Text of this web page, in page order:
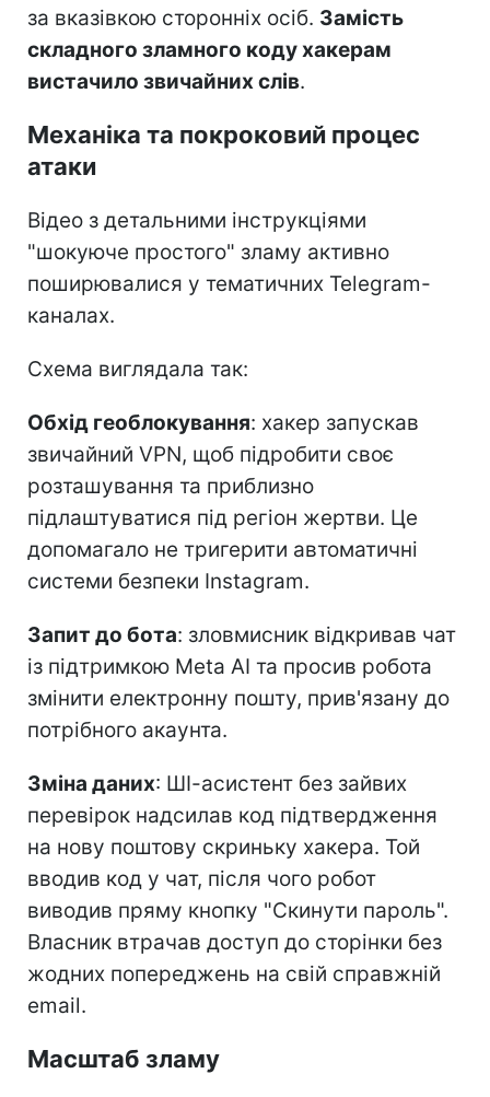
за вказівкою сторонніх осіб. Замість
складного зламного коду хакерам
вистачило звичайних слів.
Механіка та покроковий процес
атаки
Відео з детальними інструкціями
"шокуюче простого" зламу активно
поширювалися у тематичних Telegram-
каналах.
Схема виглядала так:
Обхід геоблокування: хакер запускав
звичайний VPN, щоб підробити своє
розташування та приблизно
підлаштуватися під регіон жертви. Це
допомагало не тригерити автоматичні
системи безпеки Instagram.
Запит до бота: зловмисник відкривав чат
із підтримкою Meta AI та просив робота
змінити електронну пошту, прив'язану до
потрібного акаунта.
Зміна даних: ШІ-асистент без зайвих
перевірок надсилав код підтвердження
на нову поштову скриньку хакера. Той
вводив код у чат, після чого робот
виводив пряму кнопку "Скинути пароль".
Власник втрачав доступ до сторінки без
жодних попереджень на свій справжній
email.
Масштаб зламу